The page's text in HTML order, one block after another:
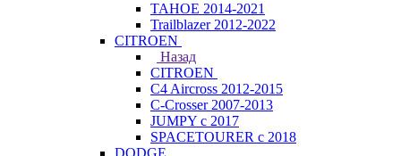
TAHOE 2014-2021
Trailblazer 2012-2022
CITROEN
Назад
CITROEN
C4 Aircross 2012-2015
C-Crosser 2007-2013
JUMPY с 2017
SPACETOURER с 2018
DODGE